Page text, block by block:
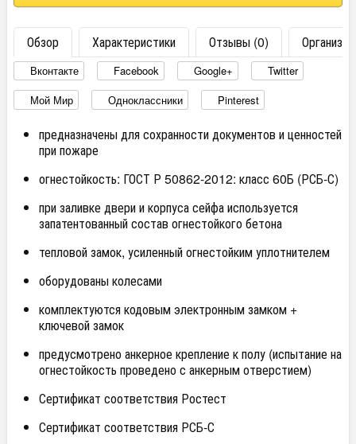
Обзор Характеристики Отзывы (0)
Вконтакте Facebook Google+
Twitter
Мой Мир
Одноклассники Pinterest
предназначены для сохранности документов и ценностей
при пожаре
огнестойкость: ГОСТ Р 50862-2012: класс 60Б (РСБ-С)
при заливке двери и корпуса сейфа используется
запатентованный состав огнестойкого бетона
тепловой замок, усиленный огнестойким уплотнителем
оборудованы колесами
комплектуются кодовым электронным замком +
ключевой замок
предусмотрено анкерное крепление к полу (испытание на
огнестойкость проведено с анкерным отверстием)
Сертификат соответствия Ростест
Сертификат соответствия РСБ-С